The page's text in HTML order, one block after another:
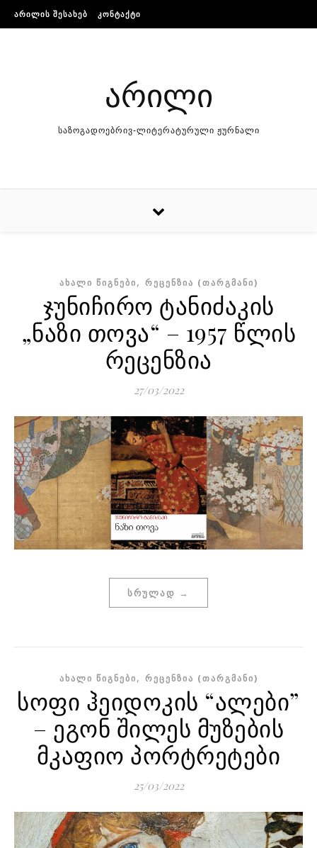
Skip to content
ᲐᲠᲘᲚᲘᲡ ᲨᲔᲡᲐᲮᲔᲑ ᲙᲝᲜᲢᲐᲥᲢᲘ
არილი
საზოგადოებრივ-ლიტერატურული ჟურნალი
ᲐᲮᲐᲚᲘ ᲬᲘᲒᲜᲔᲑᲘ, ᲠᲔᲪᲔᲜᲖᲘᲐ (ᲗᲐᲠᲒᲛᲐᲜᲘ)
ჯუნიჩირო ტანიძაკის
„ნაზი თოვა“ – 1957 წლის
რეცენზია
27/03/2022
ᲡᲠᲣᲚᲐᲓ →
ᲐᲮᲐᲚᲘ ᲬᲘᲒᲜᲔᲑᲘ, ᲠᲔᲪᲔᲜᲖᲘᲐ (ᲗᲐᲠᲒᲛᲐᲜᲘ)
სოფი ჰეიდოკის “ალები”
– ეგონ შილეს მუზების
მკაფიო პორტრეტები
25/03/2022